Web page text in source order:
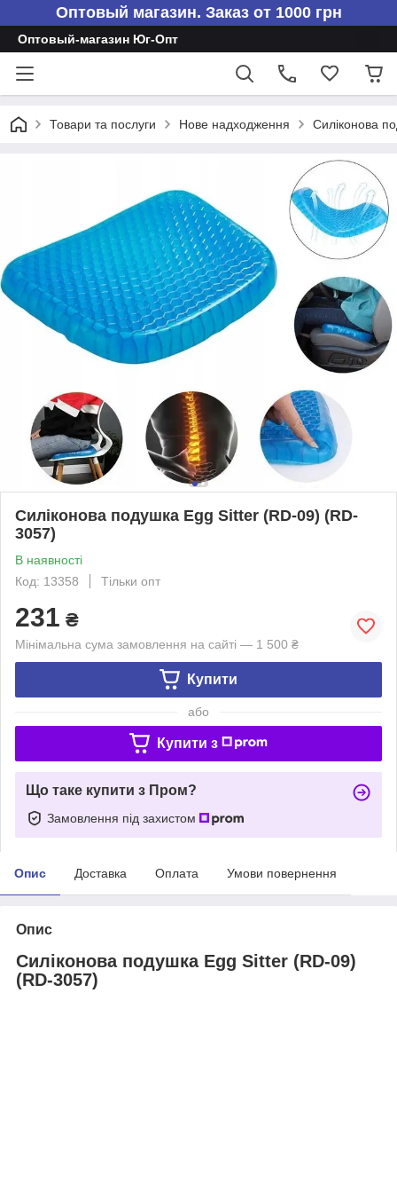
Оптовый магазин. Заказ от 1000 грн
Оптовый-магазин Юг-Опт
Товари та послуги Нове надходження Силіконова
Силіконова подушка Egg Sitter (RD-09) (RD-
3057)
В наявності
Код: 13358
Тільки опт
231 ₴
Мінімальна сума замовлення на сайті — 1 500 ₴
Купити
або
Купити з
Що таке купити з Пром?
Замовлення під захистом
Опис Доставка Оплата Умови повернення
Опис
Силіконова подушка Egg Sitter (RD-09)
(RD-3057)